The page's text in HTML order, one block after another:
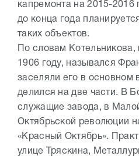
капремонта на 2015-2016
до конца года
таких объектов.
По словам
1906 году, назывался
заселяли его в основном
делился на две части. В
служащие завода, в
Октябрьской революции
«Красный Октябрь».
улице Тряскина,